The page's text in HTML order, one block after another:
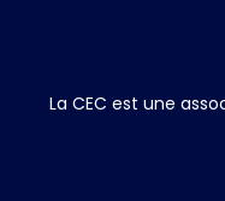
La CEC est une